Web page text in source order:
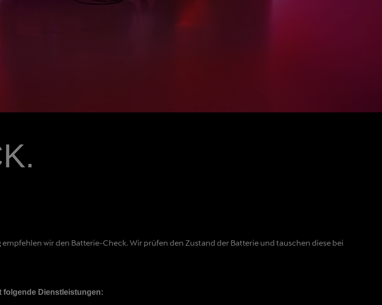
wir den Batterie-Check. Wir prüfen den Zustand der Batterie und tauschen diese bei
folgende Dienstleistungen: